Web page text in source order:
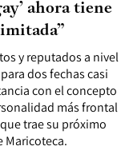
y reputados a nivel
dos fechas casi
con el concepto
más frontal
trae su próximo
Maricoteca.
ahora tiene